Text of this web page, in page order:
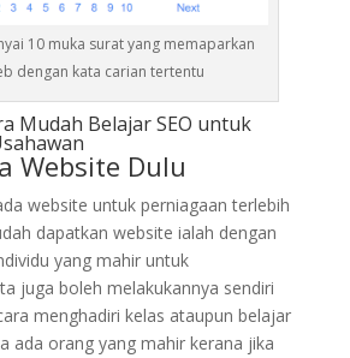
10 muka surat yang memaparkan
dengan kata carian tertentu
Mudah Belajar SEO untuk
Website Dulu
website untuk perniagaan terlebih
dapatkan website ialah dengan
yang mahir untuk
juga boleh melakukannya sendiri
menghadiri kelas ataupun belajar
ada orang yang mahir kerana jika